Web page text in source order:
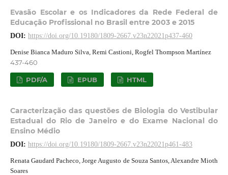
Evasão Escolar e os Indicadores da Rede Federal de
Educação Profissional no Brasil entre 2003 e 2015
DOI: https://doi.org/10.19180/1809-2667.v23n22021p437-460
Denise Bianca Maduro Silva, Remi Castioni, Rogfel Thompson Martínez
437-460
PDF/A EPUB HTML
Caracterização das questões de Biologia do Vestibular
Estadual do Rio de Janeiro e do Exame Nacional do
Ensino Médio
DOI: https://doi.org/10.19180/1809-2667.v23n22021p461-483
Renata Gaudard Pacheco, Jorge Augusto de Souza Santos, Alexandre Mioth
Soares